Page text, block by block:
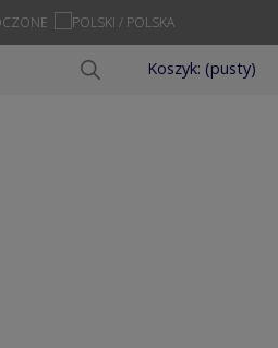
Koszyk: (pusty)